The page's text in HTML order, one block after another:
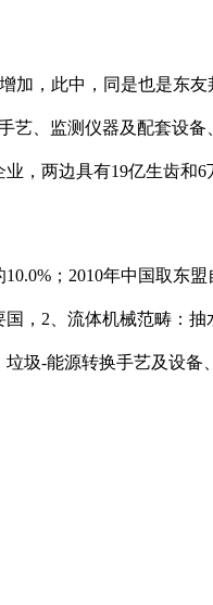
，此中，同是也是东
艺、监测仪器及配套设
，两边具有19亿生齿
；2010年中国取东
，2、流体机械范畴：
圾-能源转换手艺及设